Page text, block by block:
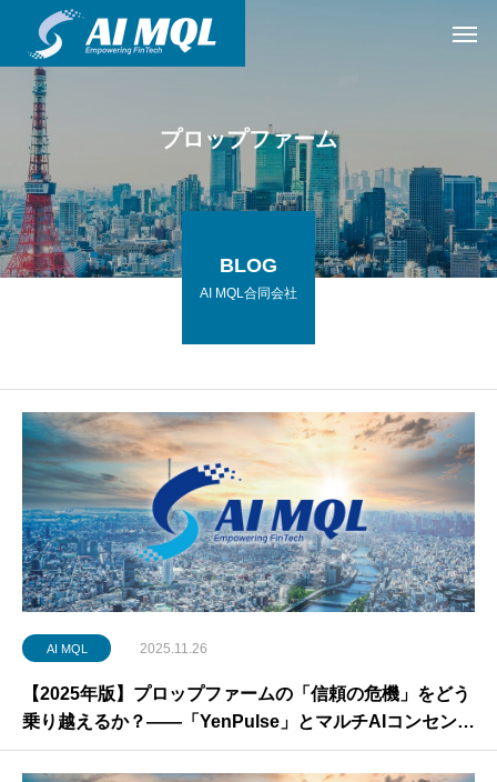
プロップファーム
BLOG
AI MQL合同会社
AI MQL 2025.11.26
【2025年版】プロップファームの「信頼の危機」をどう
乗り越えるか？――「YenPulse」とマルチAIコンセンサ
スが描く透明な未来